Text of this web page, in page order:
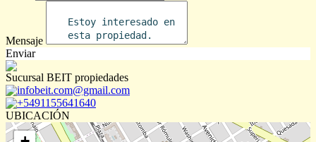
Mensaje
Enviar
Sucursal BEIT propiedades
infobeit.com@gmail.com
+5491155641640
UBICACIÓN